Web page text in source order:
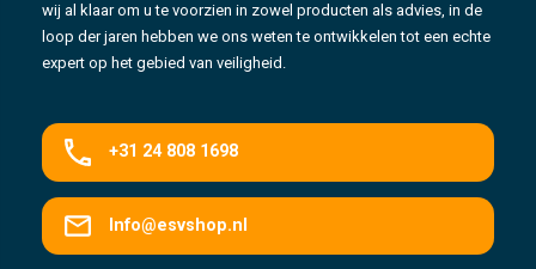
wij al klaar om u te voorzien in zowel producten als advies, in de
loop der jaren hebben we ons weten te ontwikkelen tot een echte
expert op het gebied van veiligheid.
+31 24 808 1698
Info@esvshop.nl